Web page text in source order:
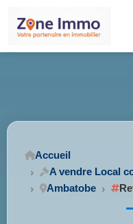
Accueil
A vendre Local
Ambatobe